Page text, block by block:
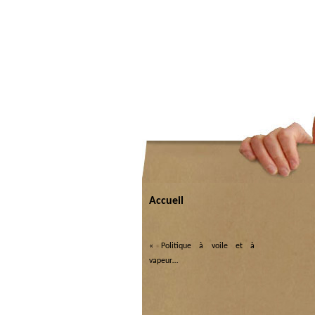
Accueil
« Politique à voile et à
vapeur…